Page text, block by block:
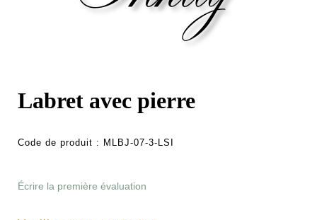
Labret avec pierre
Code de produit : MLBJ-07-3-LSI
Écrire la première évaluation